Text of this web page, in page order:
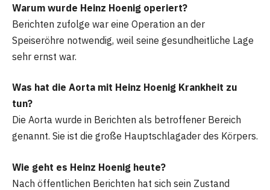
Warum wurde Heinz Hoenig operiert?
Berichten zufolge war eine Operation an der
Speiseröhre notwendig, weil seine gesundheitliche Lage
sehr ernst war.
Was hat die Aorta mit Heinz Hoenig Krankheit zu
tun?
Die Aorta wurde in Berichten als betroffener Bereich
genannt. Sie ist die große Hauptschlagader des Körpers.
Wie geht es Heinz Hoenig heute?
Nach öffentlichen Berichten hat sich sein Zustand